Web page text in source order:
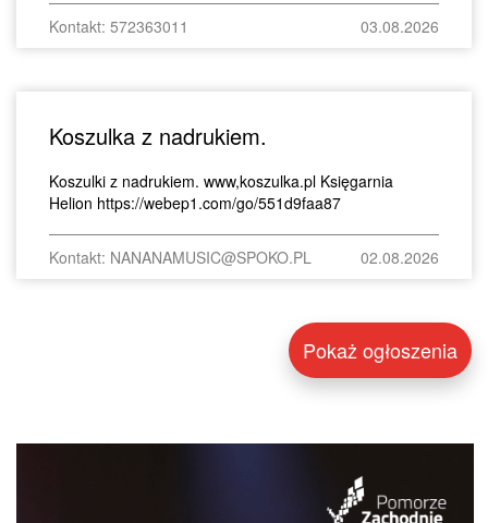
Kontakt: 572363011 03.08.2026
Koszulka z nadrukiem.
Koszulki z nadrukiem. www,koszulka.pl Księgarnia
Helion https://webep1.com/go/551d9faa87
Kontakt: NANANAMUSIC@SPOKO.PL 02.08.2026
Pokaż ogłoszenia